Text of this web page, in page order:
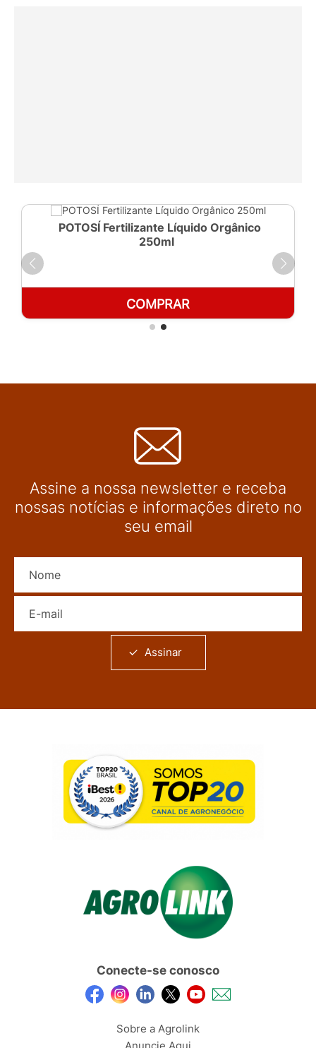
POTOSÍ Fertilizante Líquido Orgânico
250ml
COMPRAR
Assine a nossa newsletter e receba
nossas notícias e informações direto no
seu email
Assinar
Conecte-se conosco
Sobre a Agrolink